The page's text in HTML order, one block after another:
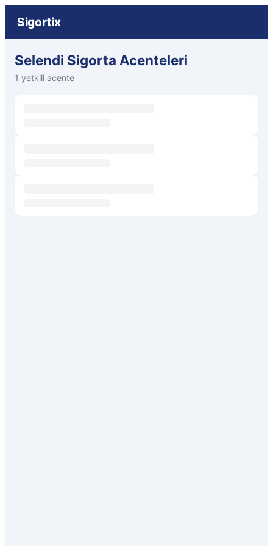
Sigortix
Selendi Sigorta Acenteleri
1 yetkili acente